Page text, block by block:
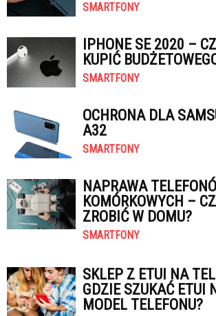
SMARTFONY
IPHONE SE 2020 –
KUPIĆ
SMARTFONY
OCHRONA DLA
A32
SMARTFONY
NAPRAWA
KOMÓRKOWYCH –
ZROBIĆ W DOMU?
SMARTFONY
SKLEP Z ETUI NA
GDZIE SZUKAĆ ETUI
MODEL TELEFONU?